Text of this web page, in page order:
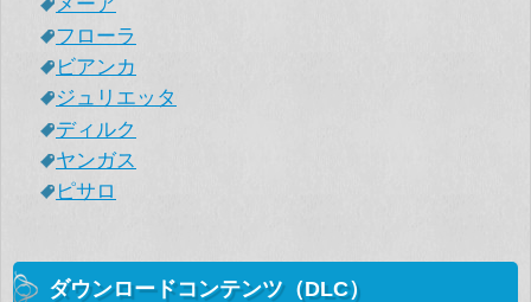
フローラ
ビアンカ
ジュリエッタ
ディルク
ヤンガス
ピサロ
ダウンロードコンテンツ（DLC）